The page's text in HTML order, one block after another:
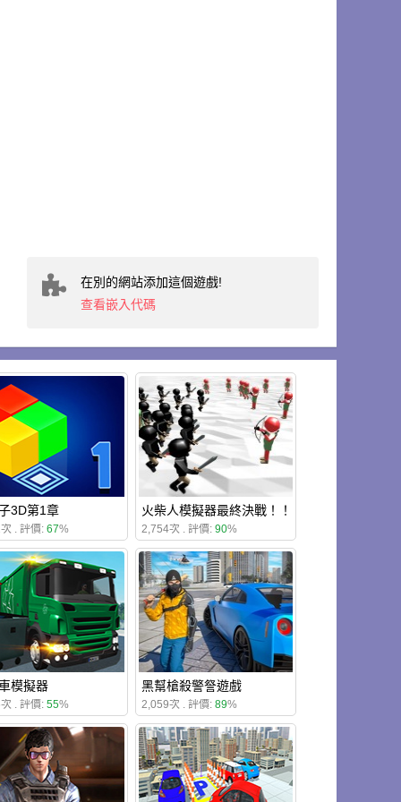
在別的網站添加這個遊戲!
查看嵌入代碼
3D第1章
. 評價: 67%
火柴人模擬器最終決戰！！
2,754次 . 評價: 90%
模擬器
. 評價: 55%
黑幫槍殺警詧遊戲
2,059次 . 評價: 89%